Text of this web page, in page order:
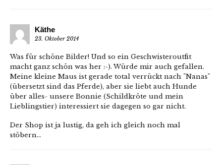
Käthe
23. Oktober 2014
Was für schöne Bilder! Und so ein Geschwisteroutfit
macht ganz schön was her :-). Würde mir auch gefallen.
Meine kleine Maus ist gerade total verrückt nach "Nanas"
(übersetzt sind das Pferde), aber sie liebt auch Hunde
über alles- unsere Bonnie (Schildkröte und mein
Lieblingstier) interessiert sie dagegen so gar nicht.
Der Shop ist ja lustig, da geh ich gleich noch mal
stöbern…